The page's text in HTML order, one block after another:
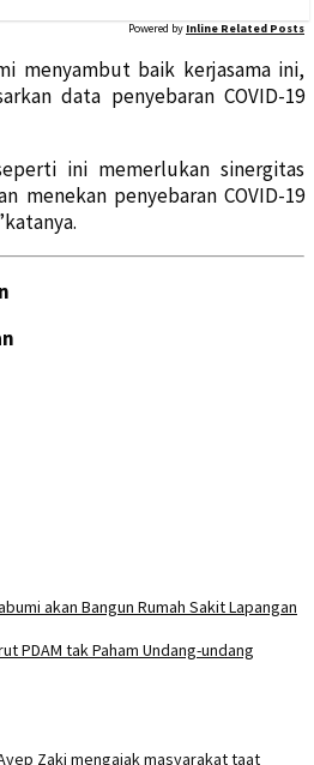
Powered by Inline Related Posts
menyambut baik kerjasama ini,
data penyebaran COVID-19
ini memerlukan sinergitas
menekan penyebaran COVID-19
akan Bangun Rumah Sakit Lapangan
PDAM tak Paham Undang-undang